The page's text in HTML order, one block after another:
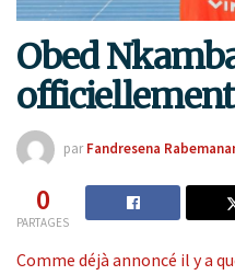
Obed
officiellement
par Fandresena
0
PARTAGES
Comme déjà annoncé il y a